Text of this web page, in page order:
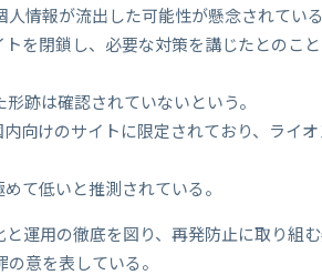
情報が流出した可能性が懸念されている
を閉鎖し、必要な対策を講じたとのこ
跡は確認されていないという。
向けのサイトに限定されており、ライ
て低いと推測されている。
運用の徹底を図り、再発防止に取り組
意を表している。